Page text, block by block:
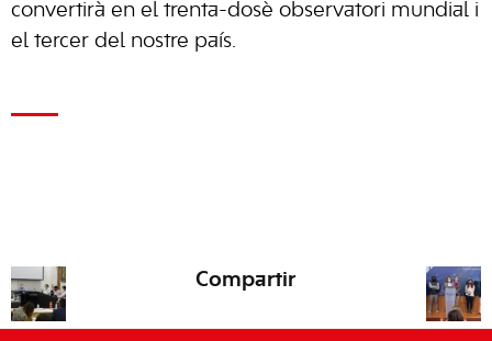
convertirà en el trenta-dosè observatori mundial i
el tercer del nostre país.
Compartir